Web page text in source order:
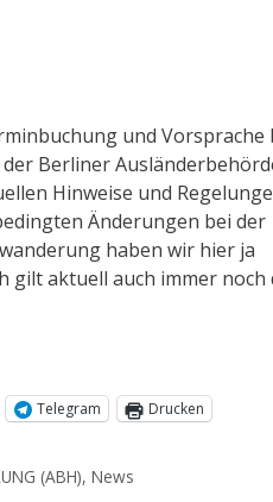
und Vorsprache
Berliner
Hinweise und
Änderungen bei der
haben wir hier ja
gilt aktuell auch immer noch
Telegram Drucken
(ABH),News